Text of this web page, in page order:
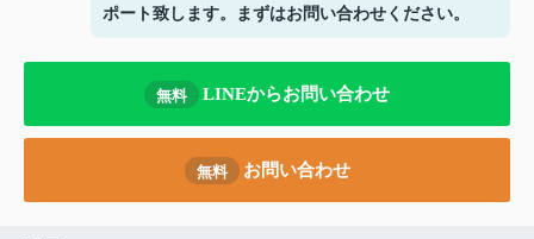
ポート致します。まずはお問い合わせください。
無料 LINEからお問い合わせ
無料 お問い合わせ